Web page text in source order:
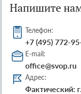
Напишите
Телефон:
+7 (495) 772-
E-mail:
office@svop.ru
Адрес:
Фактический: